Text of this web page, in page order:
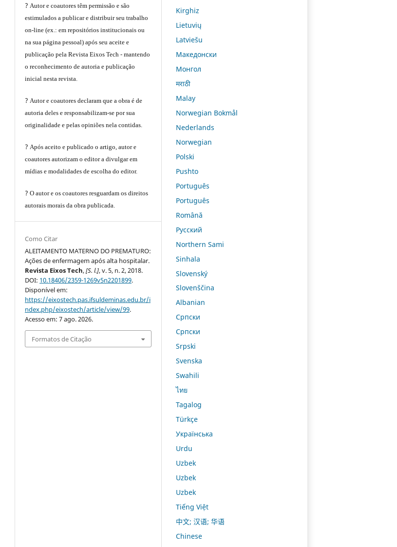
?Autor e coautores têm permissão e são
estimulados a publicar e distribuir seu trabalho
on-line (ex.: em repositórios institucionais ou
na sua página pessoal) após seu aceite e
publicação pela Revista Eixos Tech - mantendo
o reconhecimento de autoria e publicação
inicial nesta revista.
?Autor e coautores declaram que a obra é de
autoria deles e responsabilizam-se por sua
originalidade e pelas opiniões nela contidas.
?Após aceito e publicado o artigo, autor e
coautores autorizam o editor a divulgar em
mídias e modalidades de escolha do editor.
?O autor e os coautores resguardam os direitos
autorais morais da obra publicada.
Como Citar
ALEITAMENTO MATERNO DO PREMATURO:
Ações de enfermagem após alta hospitalar.
Revista Eixos Tech,[S. l.], v. 5, n. 2, 2018.
DOI: 10.18406/2359-1269v5n2201899.
Disponível em:
https://eixostech.pas.ifsuldeminas.edu.br/i
ndex.php/eixostech/article/view/99.
Acesso em: 7 ago. 2026.
Formatos de Citação
Kirghiz
Lietuvių
Latviešu
Македонски
Монгол
मराठी
Malay
Norwegian Bokmål
Nederlands
Norwegian
Polski
Pushto
Português
Português
Română
Русский
Northern Sami
Sinhala
Slovenský
Slovenščina
Albanian
Српски
Српски
Srpski
Svenska
Swahili
ไทย
Tagalog
Türkçe
Українська
Urdu
Uzbek
Uzbek
Uzbek
Tiếng Việt
中文; 汉语; 华语
Chinese